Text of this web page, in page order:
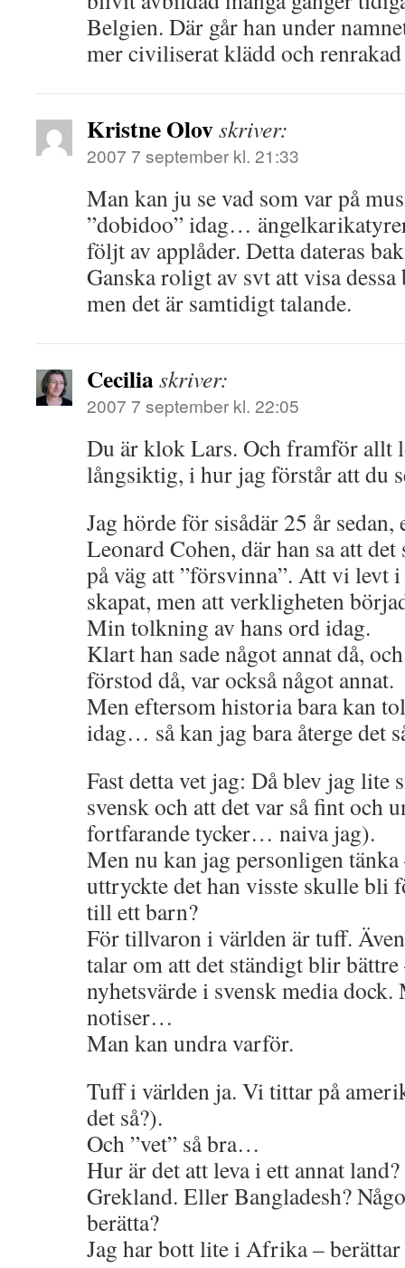
Belgien. Där går han under
mer civiliserat klädd och
Kristne Olovskriver:
2007 7 september kl. 21:33
Man kan ju se vad som var på
”dobidoo” idag…
följt av applåder. Detta dateras
Ganska roligt av svt att visa
men det är samtidigt talande.
Ceciliaskriver:
2007 7 september kl. 22:05
Du är klok Lars. Och framför
långsiktig, i hur jag förstår att du
Jag hörde för sisådär 25 år
Leonard Cohen, där han sa att
på väg att ”försvinna”. Att vi levt
skapat, men att verkligheten
Min tolkning av hans ord idag.
Klart han sade något annat då,
förstod då, var också något annat.
Men eftersom historia bara kan
idag… så kan jag bara återge det
Fast detta vet jag: Då blev jag lite
svensk och att det var så fint och
fortfarande tycker… naiva jag).
Men nu kan jag personligen tänka
uttryckte det han visste skulle bli
till ett barn?
För tillvaron i världen är tuff.
talar om att det ständigt blir
nyhetsvärde i svensk media dock.
notiser…
Man kan undra varför.
Tuff i världen ja. Vi tittar på
det så?).
Och ”vet” så bra…
Hur är det att leva i ett annat
Grekland. Eller Bangladesh?
berätta?
Jag har bott lite i Afrika – berättar